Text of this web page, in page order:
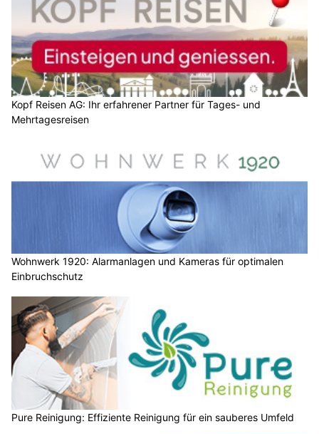
Kopf Reisen AG: Ihr erfahrener Partner für Tages- und
Mehrtagesreisen
Wohnwerk 1920: Alarmanlagen und Kameras für optimalen
Einbruchschutz
Pure Reinigung: Effiziente Reinigung für ein sauberes Umfeld